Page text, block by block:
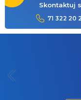
Skontaktuj
71 322 20